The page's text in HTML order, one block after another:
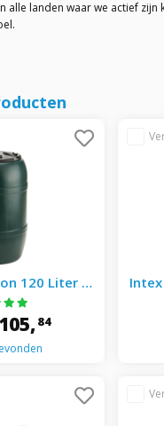
alle landen waar we actief
120 Liter -
105,84
Intex